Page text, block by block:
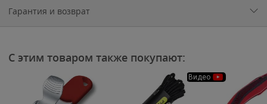
Гарантия и возврат
С этим товаром также покупают:
Видео